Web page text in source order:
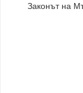
Законът на